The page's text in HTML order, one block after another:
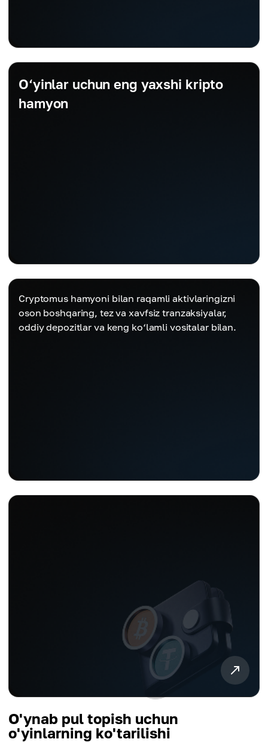
O‘yinlar uchun eng yaxshi kripto
hamyon
Cryptomus hamyoni bilan raqamli aktivlaringizni
oson boshqaring, tez va xavfsiz tranzaksiyalar,
oddiy depozitlar va keng ko‘lamli vositalar bilan.
O'ynab pul topish uchun
o'yinlarning ko'tarilishi